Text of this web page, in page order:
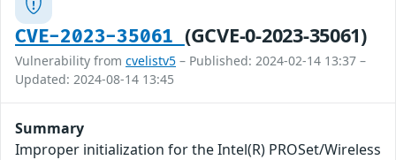
CVE-2023-35061 (GCVE-0-2023-35061)
Vulnerability from cvelistv5 – Published: 2024-02-14 13:37 –
Updated: 2024-08-14 13:45
Summary
Improper initialization for the Intel(R) PROSet/Wireless